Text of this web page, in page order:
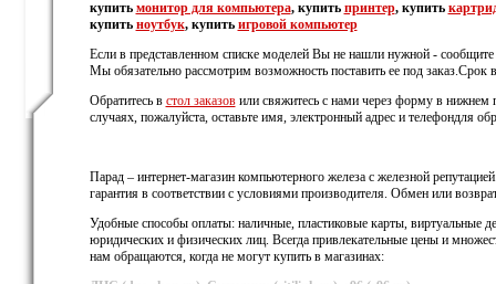
купить монитор для компьютера, купить принтер, купить
купить ноутбук, купить игровой компьютер
Если в представленном списке моделей Вы не нашли нужной -
Мы обязательно рассмотрим возможность поставить ее под заказ.Срок
Обратитесь в стол заказовили свяжитесь с нами через форму в нижнем
случаях, пожалуйста, оставьте имя, электронный адрес и телефондля
Парад – интернет-магазин компьютерного железа с железной
гарантия в соответствии с условиями производителя. Обмен или
Удобные способы оплаты: наличные, пластиковые карты, виртуальные
юридических и физических лиц. Всегда привлекательные цены и
нам обращаются, когда не могут купить в магазинах: